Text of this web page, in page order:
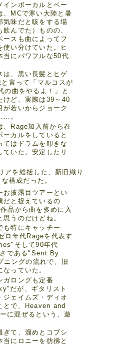
インボーカルとベー
、MCで寒い大陸と暑
気味だと咳をする場
んでた）ものの、
ースも曲によってフ
使い分けていた。ヒ
当にパワフルな50代
は、黒い長髪とヒゲ
言って「マルコスが
の曲をやるよ！」と
けど、実際は39～40
が若いからジョーク
。
、Rage加入前から在
カルをしていると
てはドラムを叩きな
いた。安定したリ
アを総括した、新旧織り
構成だった。
お披露目ツアーとい
だと捉えているの
品から曲を多めに入
うのだけどね。
も特にキャッチー
年代Rageを代表す
そして90年代
である"Sent By
ングの流れで、旧
っていた。
ガロングも定番
だが、ギタリスト
ジェイムズ・ディオ
とで、Heaven and
に混ぜるという、遊
ぎて、溜めとコブシ
にロニーを彷彿と